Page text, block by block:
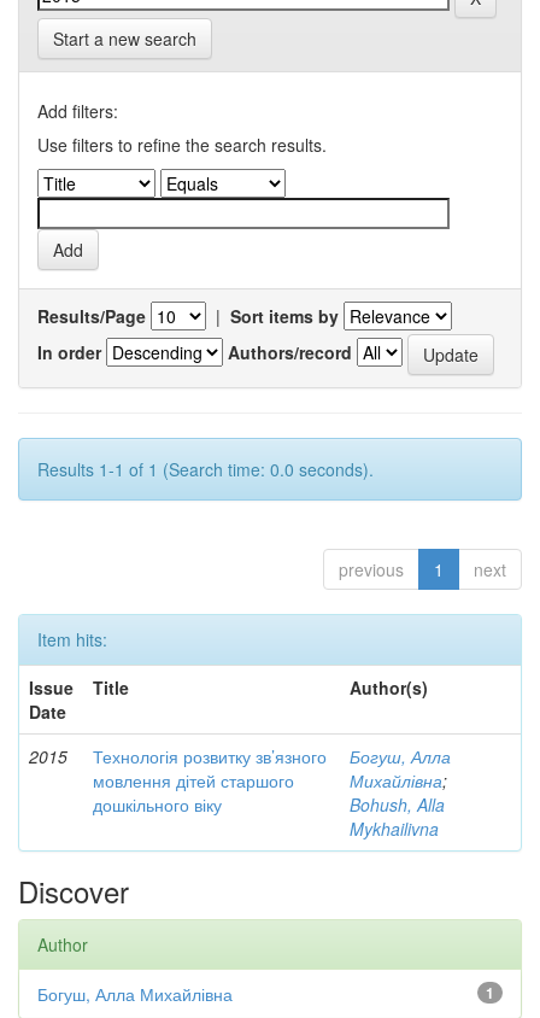
Start a new search
Add filters:
Use filters to refine the search results.
Results/Page | Sort items by
In order
Authors/record
Results 1-1 of 1 (Search time: 0.0 seconds).
previous 1 next
Item hits:
Issue
Date
Title Author(s)
2015
Технологія розвитку зв’язного
мовлення дітей старшого
дошкільного віку
Богуш, Алла
Михайлівна;
Bohush, Alla
Mykhailivna
Discover
Author
1
Богуш, Алла Михайлівна